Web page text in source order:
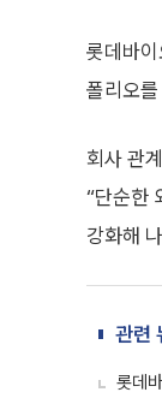
롯데바
폴리오
회사 관
“단순한
강화해
관련
롯데